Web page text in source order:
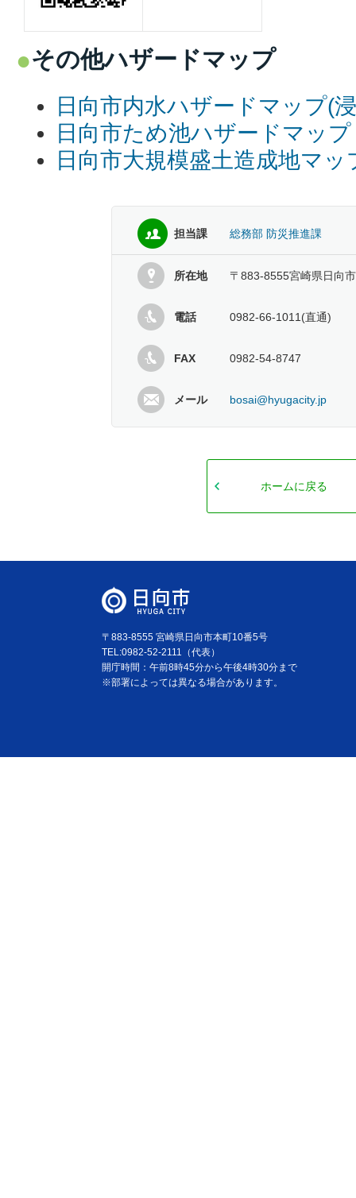
その他ハザードマップ
日向市内水ハザードマップ(
日向市ため池ハザードマップ
日向市大規模盛土造成地マッ
担当課 総務部 防災推進課
所在地 〒883-8555宮崎県日向
電話 0982-66-1011(直通)
FAX 0982-54-8747
メール bosai@hyugacity.jp
ホームに戻る
〒883-8555 宮崎県日向市本町10番5号
TEL:0982-52-2111（代表）
開庁時間：午前8時45分から午後4時30分まで
※部署によっては異なる場合があります。